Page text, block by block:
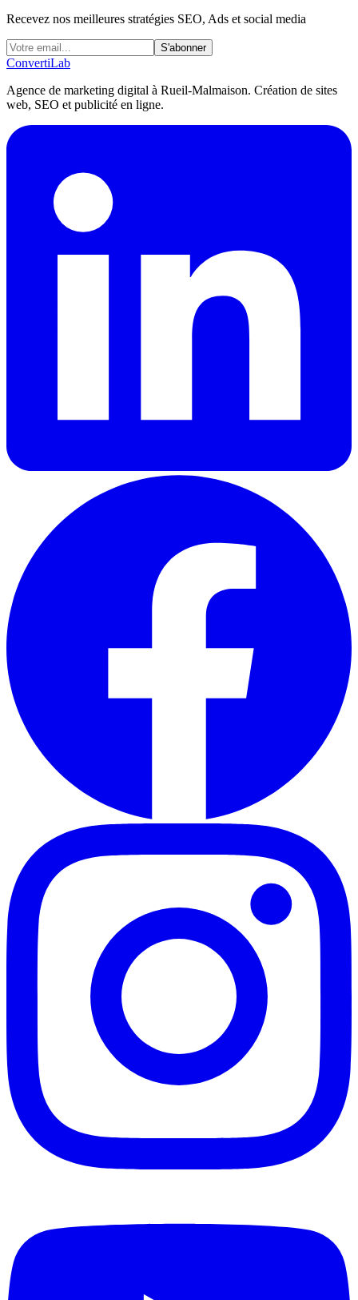
Recevez nos meilleures stratégies SEO, Ads et social media
S'abonner
ConvertiLab
Agence de marketing digital à Rueil-Malmaison. Création de sites
web, SEO et publicité en ligne.